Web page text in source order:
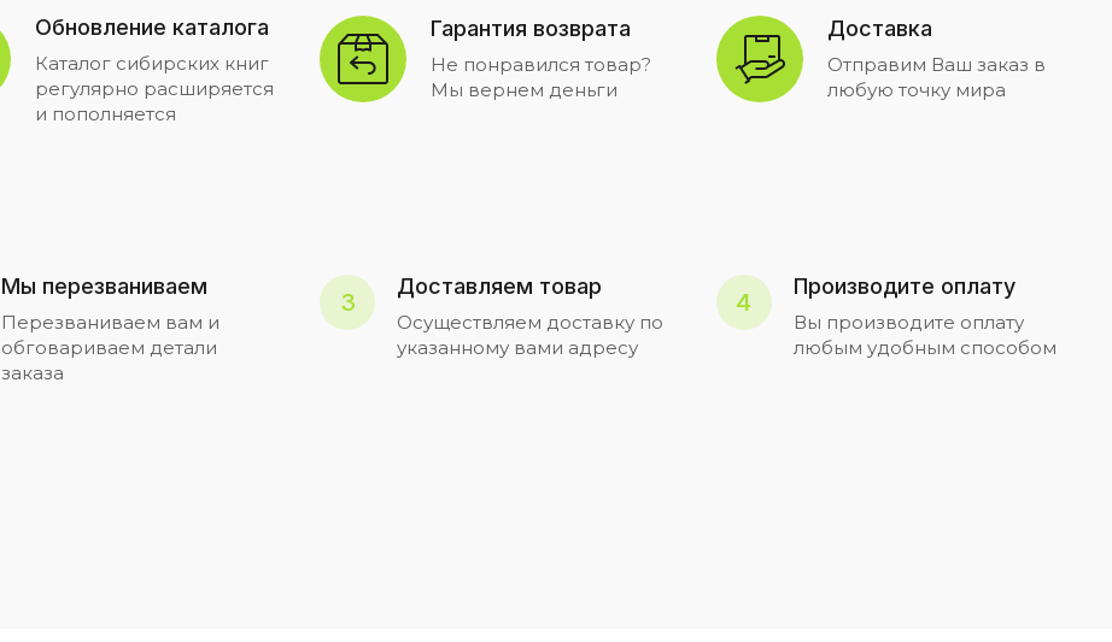
Обновление каталога
Каталог сибирских книг
регулярно расширяется
и пополняется
Гарантия возврата
Не понравился товар?
Мы вернем деньги
Доставка
Отправим Ваш заказ в
любую точку мира
Мы перезваниваем
Перезваниваем вам и
обговариваем детали
заказа
3
Доставляем товар
Осуществляем доставку по
указанному вами адресу
4
Производите оплату
Вы производите оплату
любым удобным способом